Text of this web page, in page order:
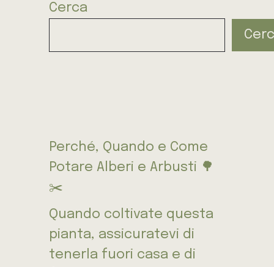
Cerca
Perché, Quando e Come
Potare Alberi e Arbusti 🌳
✂️
Quando coltivate questa
pianta, assicuratevi di
tenerla fuori casa e di